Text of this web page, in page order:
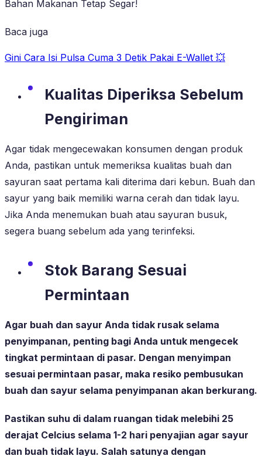
Bahan Makanan Tetap Segar!
Baca juga
Gini Cara Isi Pulsa Cuma 3 Detik Pakai E-Wallet 💥
Kualitas Diperiksa Sebelum
Pengiriman
Agar tidak mengecewakan konsumen dengan produk
Anda, pastikan untuk memeriksa kualitas buah dan
sayuran saat pertama kali diterima dari kebun. Buah dan
sayur yang baik memiliki warna cerah dan tidak layu.
Jika Anda menemukan buah atau sayuran busuk,
segera buang sebelum ada yang terinfeksi.
Stok Barang Sesuai
Permintaan
Agar buah dan sayur Anda tidak rusak selama
penyimpanan, penting bagi Anda untuk mengecek
tingkat permintaan di pasar. Dengan menyimpan
sesuai permintaan pasar, maka resiko pembusukan
buah dan sayur selama penyimpanan akan berkurang.
Pastikan suhu di dalam ruangan tidak melebihi 25
derajat Celcius selama 1-2 hari penyajian agar sayur
dan buah tidak layu. Salah satunya dengan